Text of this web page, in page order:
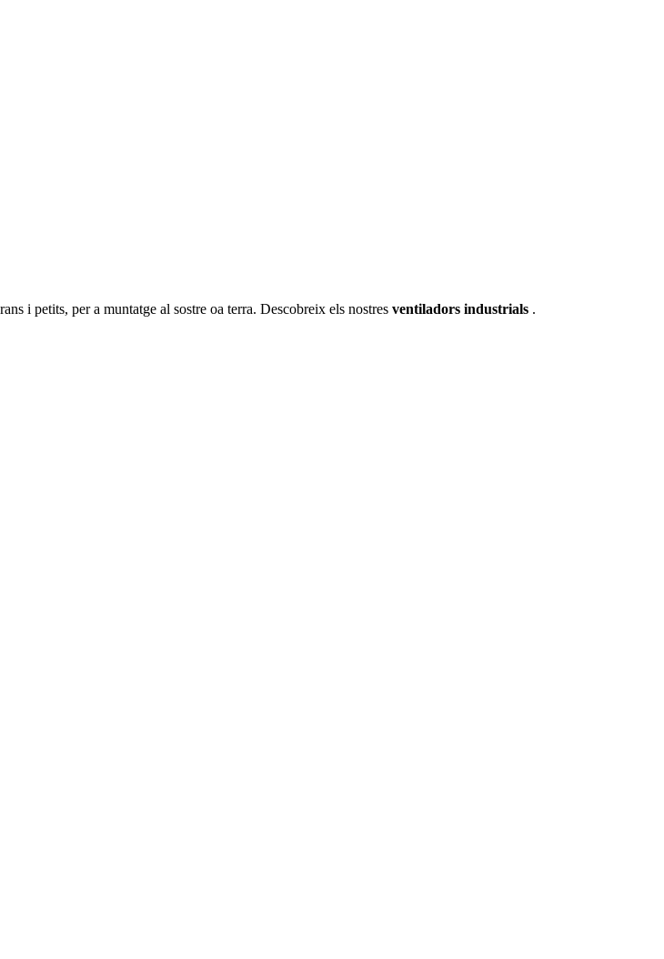
i petits, per a muntatge al sostre oa terra. Descobreix els nostres ventiladors industrials .